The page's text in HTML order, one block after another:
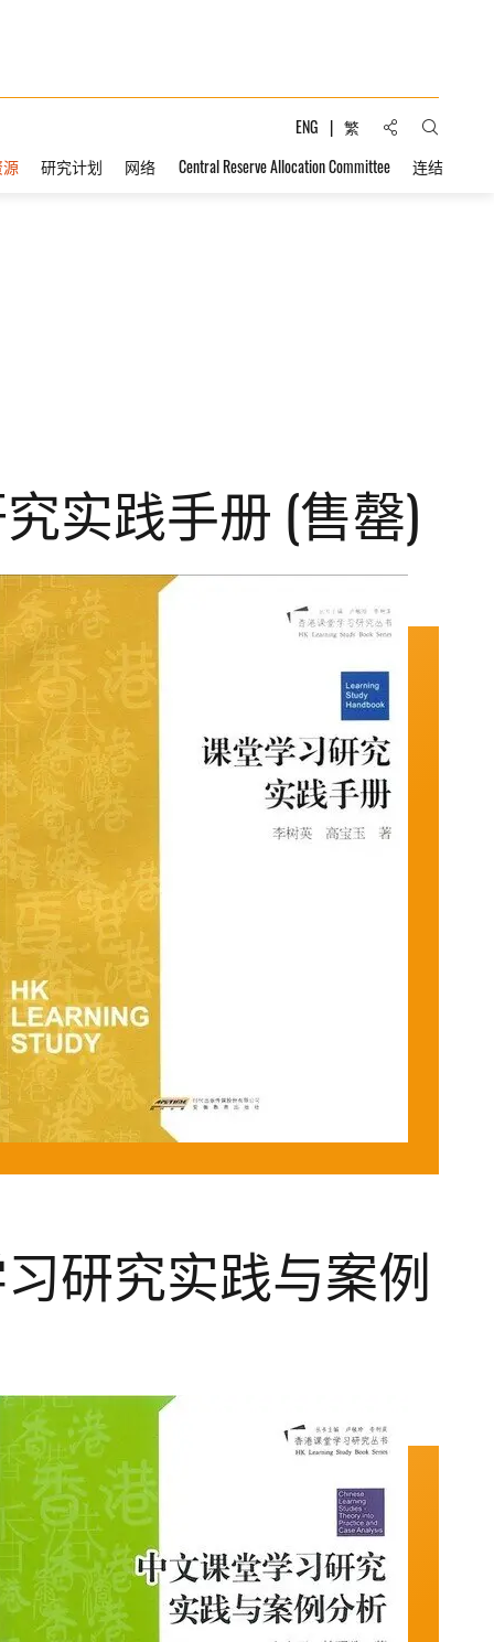
ENG 繁 分享到:打开搜
研究计划 网络 Central Reserve Allocation Committee 连结
实践手册 (售罄)
研究实践与案例